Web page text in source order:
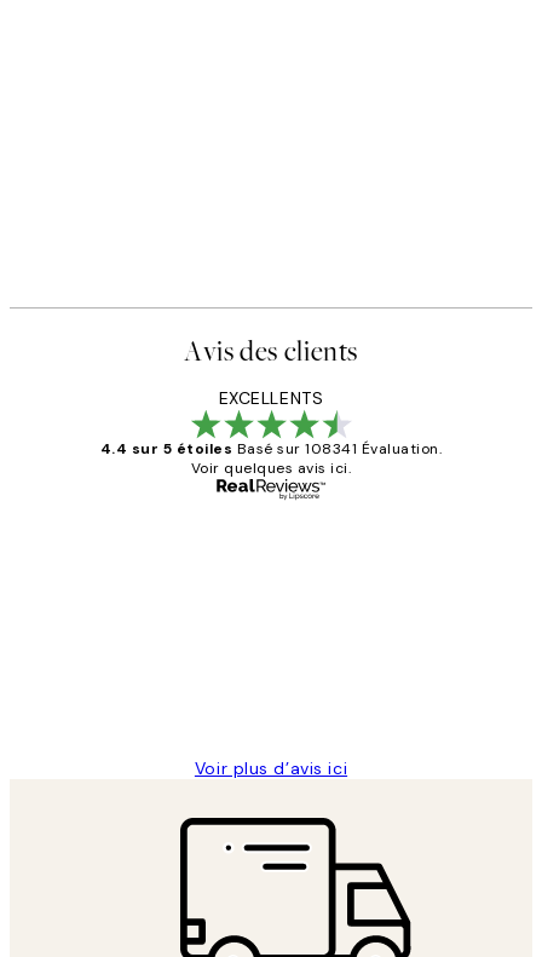
Avis des clients
EXCELLENTS
4.4 sur 5 étoiles Basé sur 108341 Évaluation.
Voir quelques avis ici.
Voir plus d’avis ici